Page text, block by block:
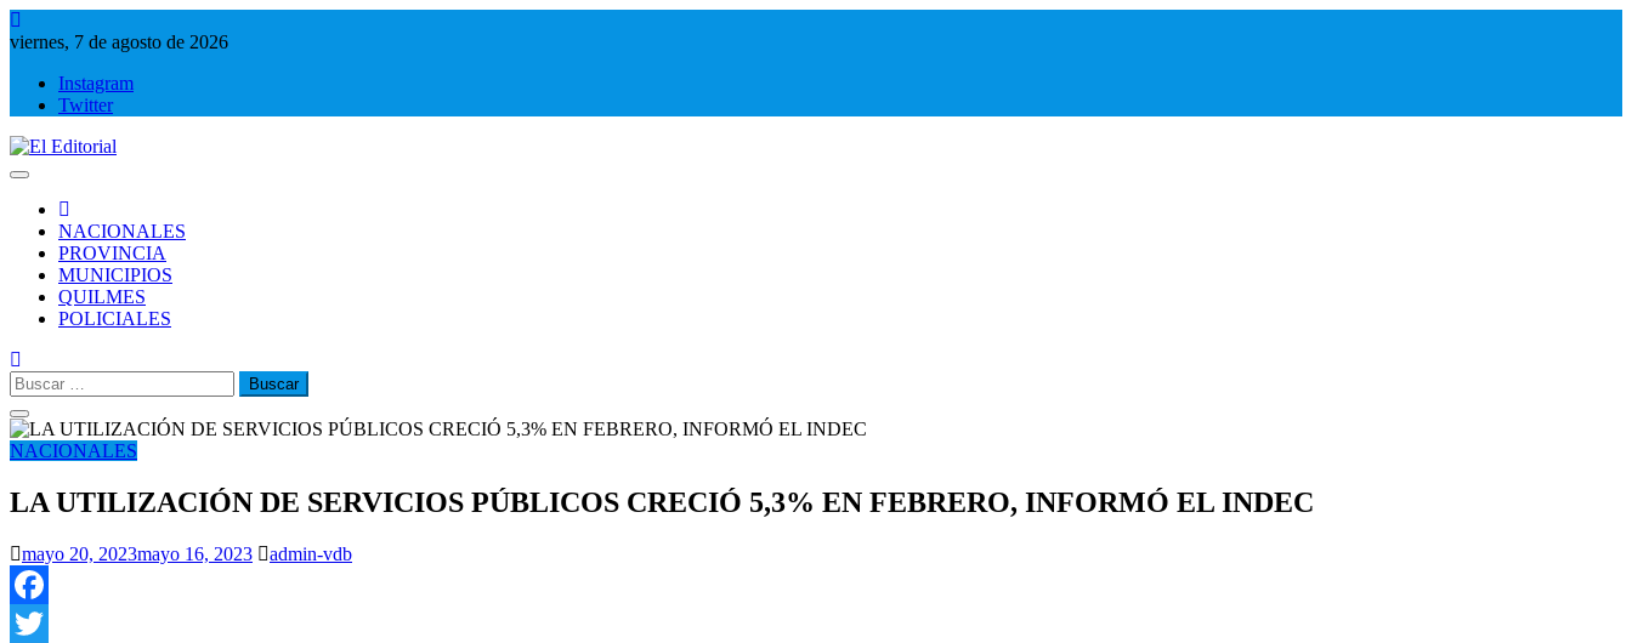
Saltar
al
viernes, 7 de agosto de 2026
Instagram
Twitter
NACIONALES
PROVINCIA
MUNICIPIOS
QUILMES
POLICIALES
Buscar:
NACIONALES
LA UTILIZACIÓN DE SERVICIOS PÚBLICOS CRECIÓ 5,3% EN FEBRERO, INFORMÓ EL INDEC
mayo 20, 2023mayo 16, 2023 admin-vdb
Facebook